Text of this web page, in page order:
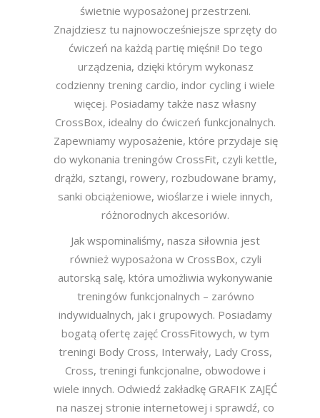
świetnie wyposażonej przestrzeni.
Znajdziesz tu najnowocześniejsze sprzęty do
ćwiczeń na każdą partię mięśni! Do tego
urządzenia, dzięki którym wykonasz
codzienny trening cardio, indor cycling i wiele
więcej. Posiadamy także nasz własny
CrossBox, idealny do ćwiczeń funkcjonalnych.
Zapewniamy wyposażenie, które przydaje się
do wykonania treningów CrossFit, czyli kettle,
drążki, sztangi, rowery, rozbudowane bramy,
sanki obciążeniowe, wioślarze i wiele innych,
różnorodnych akcesoriów.
Jak wspominaliśmy, nasza siłownia jest
również wyposażona w CrossBox, czyli
autorską salę, która umożliwia wykonywanie
treningów funkcjonalnych – zarówno
indywidualnych, jak i grupowych. Posiadamy
bogatą ofertę zajęć CrossFitowych, w tym
treningi Body Cross, Interwały, Lady Cross,
Cross, treningi funkcjonalne, obwodowe i
wiele innych. Odwiedź zakładkę GRAFIK ZAJĘĆ
na naszej stronie internetowej i sprawdź, co